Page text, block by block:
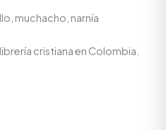
muchacho, narnía
cristiana en Colombia.